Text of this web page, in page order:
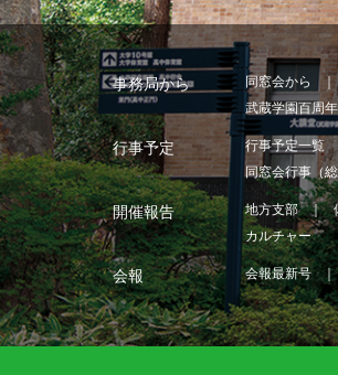
事務局から 同窓会から
武蔵学園百周
行事予定 行事予定一覧
同窓会行事（
開催報告 地方支部
カルチャー
会報 会報最新号